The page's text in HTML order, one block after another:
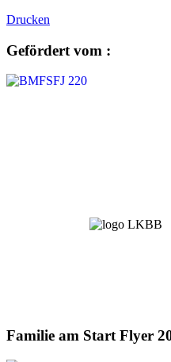
Drucken
Gefördert vom :
Familie am Start Flyer